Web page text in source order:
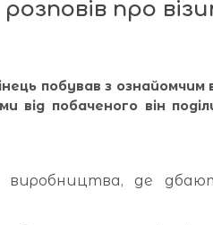
про
побував з ознайомчим
від побаченого він
виробництва, де